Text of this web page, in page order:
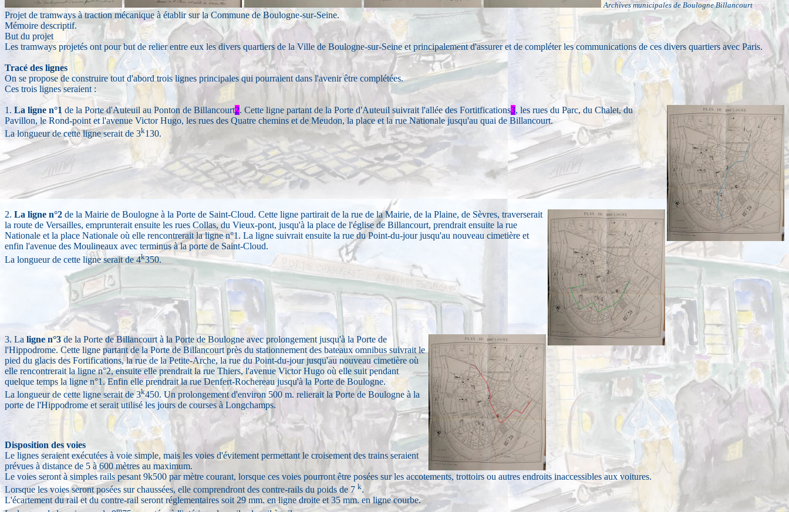
Archives municipales de Boulogne Billancourt
Projet de tramways à traction mécanique à établir sur la Commune de Boulogne-sur-Seine.
Mémoire descriptif.
But du projet
Les tramways projetés ont pour but de relier entre eux les divers quartiers de la Ville de Boulogne-sur-Seine et principalement d'assurer et de compléter les communications de ces divers quartiers avec Paris.
Tracé des lignes
On se propose de construire tout d'abord trois lignes principales qui pourraient dans l'avenir être complétées.
Ces trois lignes seraient :
1. La ligne n°1 de la Porte d'Auteuil au Ponton de Billancourt2. Cette ligne partant de la Porte d'Auteuil suivrait l'allée des Fortitfications3, les rues du Parc, du Chalet, du
Pavillon, le Rond-point et l'avenue Victor Hugo, les rues des Quatre chemins et de Meudon, la place et la rue Nationale jusqu'au quai de Billancourt.
La longueur de cette ligne serait de 3k130.
2. La ligne n°2 de la Mairie de Boulogne à la Porte de Saint-Cloud. Cette ligne partirait de la rue de la Mairie, de la Plaine, de Sèvres, traverserait
la route de Versailles, emprunterait ensuite les rues Collas, du Vieux-pont, jusqu'à la place de l'église de Billancourt, prendrait ensuite la rue
Nationale et la place Nationale où elle rencontrerait la ligne n°1. La ligne suivrait ensuite la rue du Point-du-jour jusqu'au nouveau cimetière et
enfin l'avenue des Moulineaux avec terminus à la porte de Saint-Cloud.
La longueur de cette ligne serait de 4k350.
3. La ligne n°3de la Porte de Billancourt à la Porte de Boulogne avec prolongement jusqu'à la Porte de
l'Hippodrome. Cette ligne partant de la Porte de Billancourt près du stationnement des bateaux omnibus suivrait le
pied du glacis des Fortifications, la rue de la Petite-Arche, la rue du Point-du-jour jusqu'au nouveau cimetière où
elle rencontrerait la ligne n°2, ensuite elle prendrait la rue Thiers, l'avenue Victor Hugo où elle suit pendant
quelque temps la ligne n°1. Enfin elle prendrait la rue Denfert-Rochereau jusqu'à la Porte de Boulogne.
La longueur de cette ligne serait de 3k450. Un prolongement d'environ 500 m. relierait la Porte de Boulogne à la
porte de l'Hippodrome et serait utilisé les jours de courses à Longchamps.
Disposition des voies
Le lignes seraient exécutées à voie simple, mais les voies d'évitement permettant le croisement des trains seraient
prévues à distance de 5 à 600 mètres au maximum.
Le voies seront à simples rails pesant 9k500 par mètre courant, lorsque ces voies pourront être posées sur les accotements, trottoirs ou autres endroits inaccessibles aux voitures.
Lorsque les voies seront posées sur chaussées, elle comprendront des contre-rails du poids de 7 k.
L'écartement du rail et du contre-rail seront réglementaires soit 29 mm. en ligne droite et 35 mm. en ligne courbe.
m